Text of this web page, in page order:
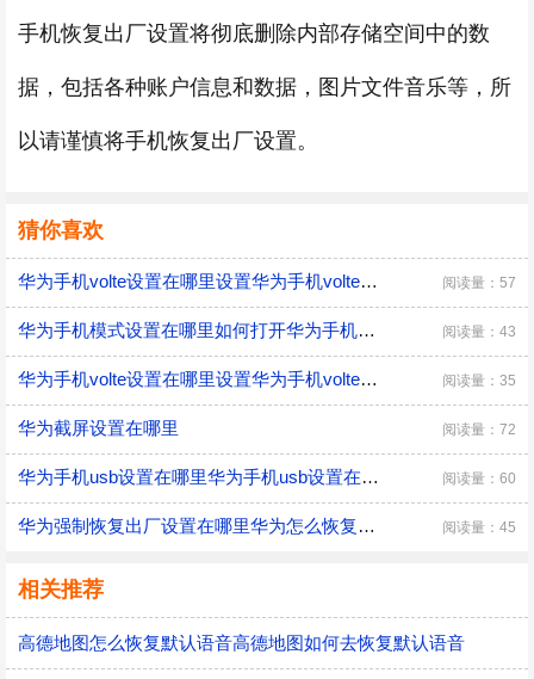
手机恢复出厂设置将彻底删除内部存储空间中的数
据，包括各种账户信息和数据，图片文件音乐等，所
以请谨慎将手机恢复出厂设置。
猜你喜欢
华为手机volte设置在哪里设置华为手机volte如何设置 阅读量：57
华为手机模式设置在哪里如何打开华为手机模式 阅读量：43
华为手机volte设置在哪里设置华为手机volte如何设置 阅读量：35
华为截屏设置在哪里 阅读量：72
华为手机usb设置在哪里华为手机usb设置在什么地方 阅读量：60
华为强制恢复出厂设置在哪里华为怎么恢复出厂设置 阅读量：45
相关推荐
高德地图怎么恢复默认语音高德地图如何去恢复默认语音